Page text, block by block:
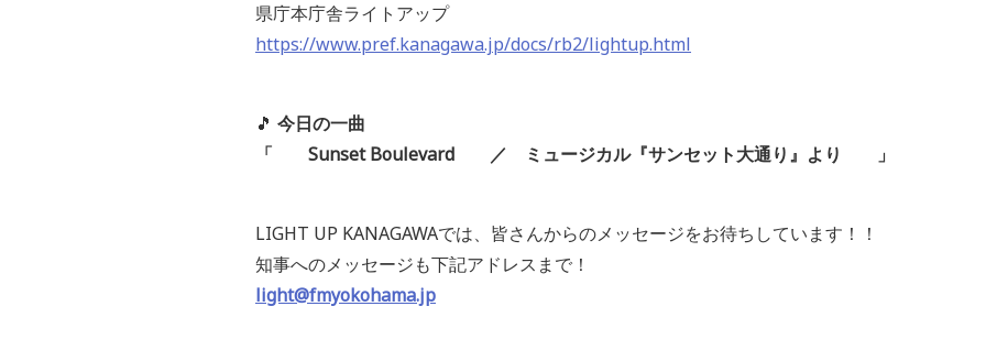
県庁本庁舎ライトアップ
https://www.pref.kanagawa.jp/docs/rb2/lightup.html
🎵 今日の一曲
「 Sunset Boulevard ／ ミュージカル『サンセット大通り』より
」
LIGHT UP KANAGAWAでは、皆さんからのメッセージをお待ちしています！！
知事へのメッセージも下記アドレスまで！
light@fmyokohama.jp